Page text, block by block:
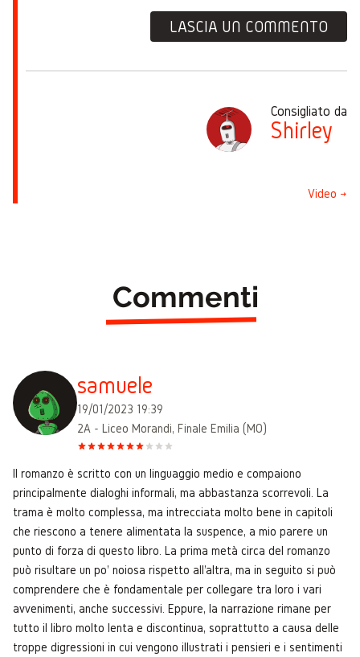
LASCIA UN COMMENTO
Consigliato da
Shirley
Video →
Commenti
samuele
19/01/2023 19:39
2A - Liceo Morandi, Finale Emilia (MO)
Il romanzo è scritto con un linguaggio medio e compaiono
principalmente dialoghi informali, ma abbastanza scorrevoli. La
trama è molto complessa, ma intrecciata molto bene in capitoli
che riescono a tenere alimentata la suspence, a mio parere un
punto di forza di questo libro. La prima metà circa del romanzo
può risultare un po' noiosa rispetto all'altra, ma in seguito si può
comprendere che è fondamentale per collegare tra loro i vari
avvenimenti, anche successivi. Eppure, la narrazione rimane per
tutto il libro molto lenta e discontinua, soprattutto a causa delle
troppe digressioni in cui vengono illustrati i pensieri e i sentimenti